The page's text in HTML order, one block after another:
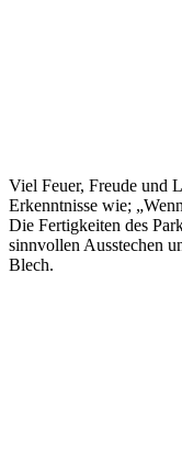
Viel Feuer, Freude
Erkenntnisse wie;
Die Fertigkeiten des
sinnvollen Ausstechen
Blech.